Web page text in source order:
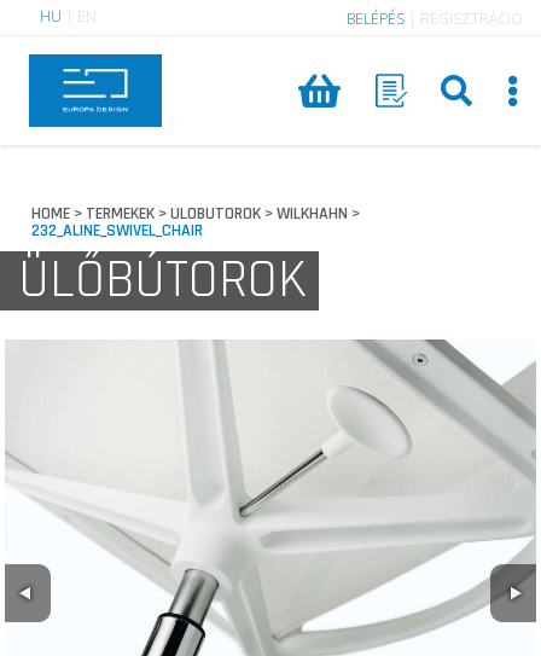
HU EN BELÉPÉS REGISZTRÁCIÓ
HOME > TERMEKEK >ULOBUTOROK >WILKHAHN >
232_ALINE_SWIVEL_CHAIR
ÜLŐBÚTOROK